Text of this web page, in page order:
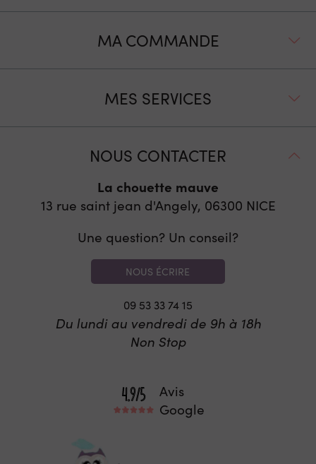
MA COMMANDE
MES SERVICES
NOUS CONTACTER
La chouette mauve
13 rue saint jean d'Angely, 06300 NICE
Une question? Un conseil?
NOUS ÉCRIRE
09 53 33 74 15
Du lundi au vendredi de 9h à 18h
Non Stop
Avis
Google